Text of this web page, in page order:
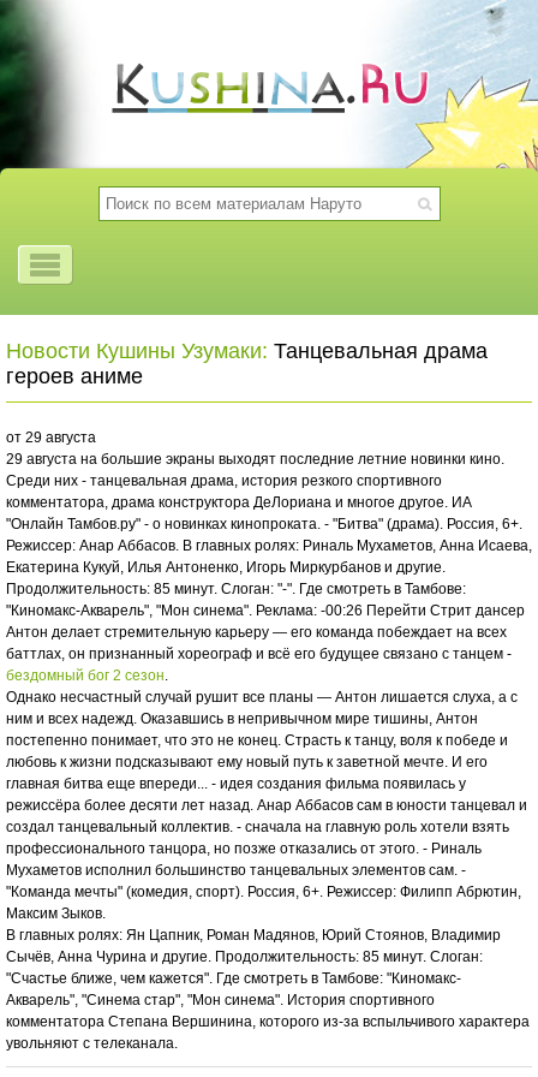
Новости Кушины Узумаки: Танцевальная драма
героев аниме
от 29 августа
29 августа на большие экраны выходят последние летние новинки кино.
Среди них - танцевальная драма, история резкого спортивного
комментатора, драма конструктора ДеЛориана и многое другое. ИА
"Онлайн Тамбов.ру" - о новинках кинопроката. - "Битва" (драма). Россия, 6+.
Режиссер: Анар Аббасов. В главных ролях: Риналь Мухаметов, Анна Исаева,
Екатерина Кукуй, Илья Антоненко, Игорь Миркурбанов и другие.
Продолжительность: 85 минут. Слоган: "-". Где смотреть в Тамбове:
"Киномакс-Акварель", "Мон синема". Реклама: -00:26 Перейти Стрит дансер
Антон делает стремительную карьеру — его команда побеждает на всех
баттлах, он признанный хореограф и всё его будущее связано с танцем -
бездомный бог 2 сезон.
Однако несчастный случай рушит все планы — Антон лишается слуха, а с
ним и всех надежд. Оказавшись в непривычном мире тишины, Антон
постепенно понимает, что это не конец. Страсть к танцу, воля к победе и
любовь к жизни подсказывают ему новый путь к заветной мечте. И его
главная битва еще впереди... - идея создания фильма появилась у
режиссёра более десяти лет назад. Анар Аббасов сам в юности танцевал и
создал танцевальный коллектив. - сначала на главную роль хотели взять
профессионального танцора, но позже отказались от этого. - Риналь
Мухаметов исполнил большинство танцевальных элементов сам. -
"Команда мечты" (комедия, спорт). Россия, 6+. Режиссер: Филипп Абрютин,
Максим Зыков.
В главных ролях: Ян Цапник, Роман Мадянов, Юрий Стоянов, Владимир
Сычёв, Анна Чурина и другие. Продолжительность: 85 минут. Слоган:
"Счастье ближе, чем кажется". Где смотреть в Тамбове: "Киномакс-
Акварель", "Синема стар", "Мон синема". История спортивного
комментатора Степана Вершинина, которого из-за вспыльчивого характера
увольняют с телеканала.